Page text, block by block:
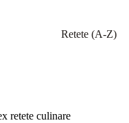
Retete (A-Z)
retete culinare